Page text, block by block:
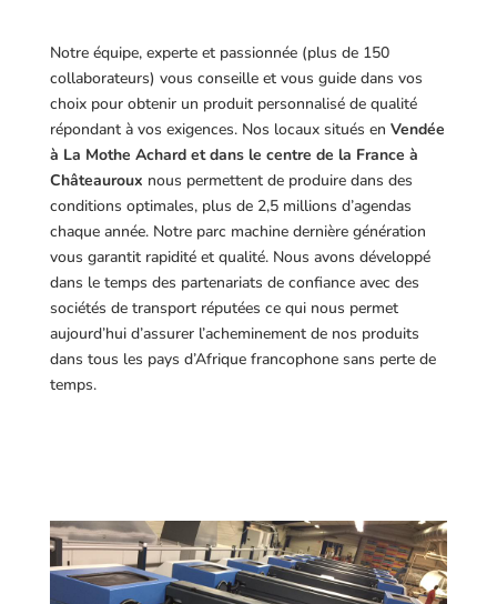
Notre équipe, experte et passionnée (plus de 150
collaborateurs) vous conseille et vous guide dans vos
choix pour obtenir un produit personnalisé de qualité
répondant à vos exigences. Nos locaux situés en Vendée
à La Mothe Achard et dans le centre de la France à
Châteauroux nous permettent de produire dans des
conditions optimales, plus de 2,5 millions d’agendas
chaque année. Notre parc machine dernière génération
vous garantit rapidité et qualité. Nous avons développé
dans le temps des partenariats de confiance avec des
sociétés de transport réputées ce qui nous permet
aujourd’hui d’assurer l’acheminement de nos produits
dans tous les pays d’Afrique francophone sans perte de
temps.